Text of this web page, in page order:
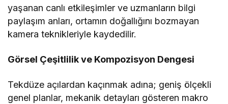
yaşanan canlı etkileşimler ve uzmanların bilgi
paylaşım anları, ortamın doğallığını bozmayan
kamera teknikleriyle kaydedilir.
Görsel Çeşitlilik ve Kompozisyon Dengesi
Tekdüze açılardan kaçınmak adına; geniş ölçekli
genel planlar, mekanik detayları gösteren makro